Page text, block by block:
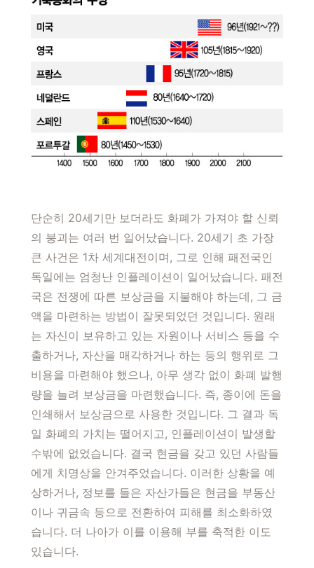
단순히 20세기만 보더라도 화폐가 가져야 할 신뢰
의 붕괴는 여러 번 일어났습니다. 20세기 초 가장
큰 사건은 1차 세계대전이며, 그로 인해 패전국인
독일에는 엄청난 인플레이션이 일어났습니다. 패전
국은 전쟁에 따른 보상금을 지불해야 하는데, 그 금
액을 마련하는 방법이 잘못되었던 것입니다. 원래
는 자신이 보유하고 있는 자원이나 서비스 등을 수
출하거나, 자산을 매각하거나 하는 등의 행위로 그
비용을 마련해야 했으나, 아무 생각 없이 화폐 발행
량을 늘려 보상금을 마련했습니다. 즉, 종이에 돈을
인쇄해서 보상금으로 사용한 것입니다. 그 결과 독
일 화폐의 가치는 떨어지고, 인플레이션이 발생할
수밖에 없었습니다. 결국 현금을 갖고 있던 사람들
에게 치명상을 안겨주었습니다. 이러한 상황을 예
상하거나, 정보를 들은 자산가들은 현금을 부동산
이나 귀금속 등으로 전환하여 피해를 최소화하였
습니다. 더 나아가 이를 이용해 부를 축적한 이도
있습니다.